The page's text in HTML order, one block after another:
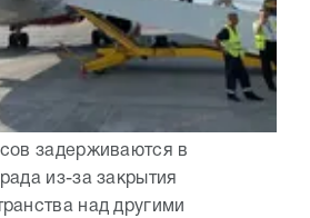
задерживаются в
из-за закрытия
над другими